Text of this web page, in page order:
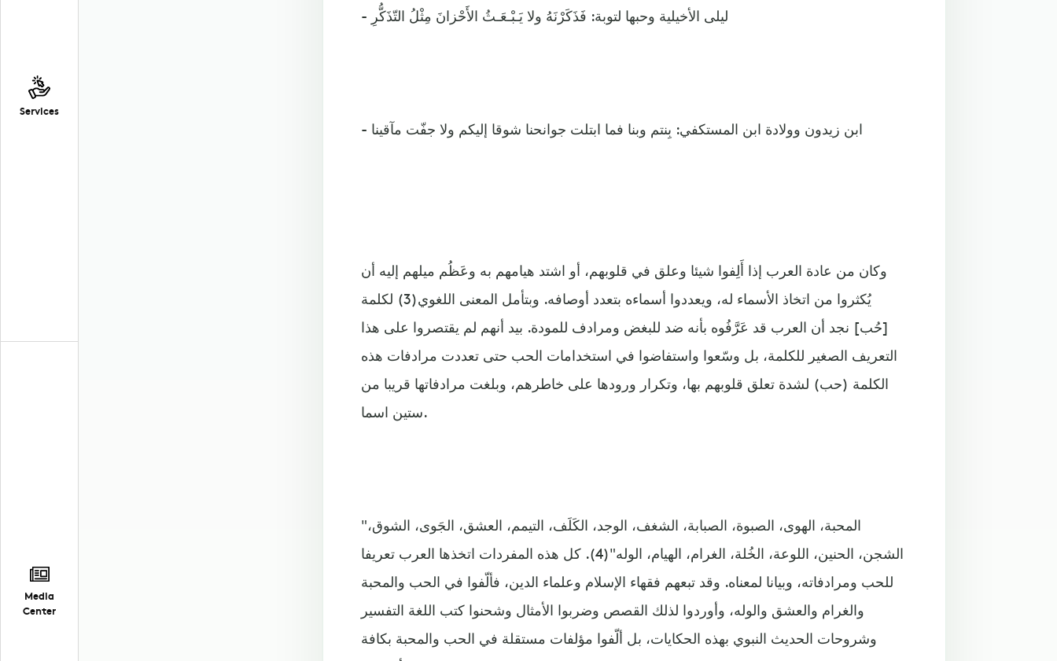
Services
Media
Center
- ليلى الأخيلية وحبها لتوبة: فَذَكَرْنَهُ ولا يَـبْـعَـثُ الأَحْزانَ مِثْلُ التّذَكُّرِ
- ابن زيدون وولادة ابن المستكفي: بِنتم وبنا فما ابتلت جوانحنا شوقا إليكم ولا جفّت مآقينا
وكان من عادة العرب إذا أَلِفوا شيئا وعلق في قلوبهم، أو اشتد هيامهم به وعَظُم ميلهم إليه أن
يُكثروا من اتخاذ الأسماء له، ويعددوا أسماءه بتعدد أوصافه. وبتأمل المعنى اللغوي(3) لكلمة
[حُب] نجد أن العرب قد عَرَّفُوه بأنه ضد للبغض ومرادف للمودة. بيد أنهم لم يقتصروا على هذا
التعريف الصغير للكلمة، بل وسّعوا واستفاضوا في استخدامات الحب حتى تعددت مرادفات هذه
الكلمة (حب) لشدة تعلق قلوبهم بها، وتكرار ورودها على خاطرهم، وبلغت مرادفاتها قريبا من
ستين اسما.
"المحبة، الهوى، الصبوة، الصبابة، الشغف، الوجد، الكَلَف، التيمم، العشق، الجَوى، الشوق،
الشجن، الحنين، اللوعة، الخُلة، الغرام، الهيام، الوله"(4). كل هذه المفردات اتخذها العرب تعريفا
للحب ومرادفاته، وبيانا لمعناه. وقد تبعهم فقهاء الإسلام وعلماء الدين، فألّفوا في الحب والمحبة
والغرام والعشق والوله، وأوردوا لذلك القصص وضربوا الأمثال وشحنوا كتب اللغة التفسير
وشروحات الحديث النبوي بهذه الحكايات، بل ألّفوا مؤلفات مستقلة في الحب والمحبة بكافة